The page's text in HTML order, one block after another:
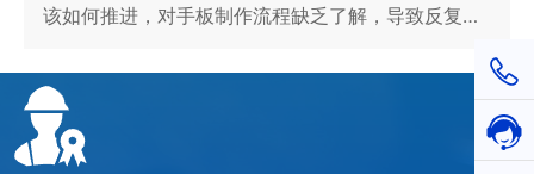
该如何推进，对手板制作流程缺乏了解，导致反复…
在线